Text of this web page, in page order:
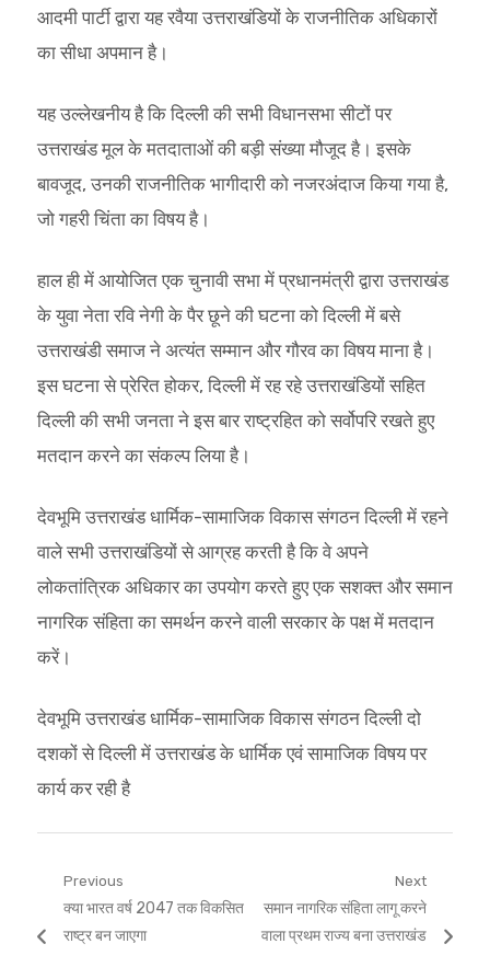
आदमी पार्टी द्वारा यह रवैया उत्तराखंडियों के राजनीतिक अधिकारों
का सीधा अपमान है।
यह उल्लेखनीय है कि दिल्ली की सभी विधानसभा सीटों पर
उत्तराखंड मूल के मतदाताओं की बड़ी संख्या मौजूद है। इसके
बावजूद, उनकी राजनीतिक भागीदारी को नजरअंदाज किया गया है,
जो गहरी चिंता का विषय है।
हाल ही में आयोजित एक चुनावी सभा में प्रधानमंत्री द्वारा उत्तराखंड
के युवा नेता रवि नेगी के पैर छूने की घटना को दिल्ली में बसे
उत्तराखंडी समाज ने अत्यंत सम्मान और गौरव का विषय माना है।
इस घटना से प्रेरित होकर, दिल्ली में रह रहे उत्तराखंडियों सहित
दिल्ली की सभी जनता ने इस बार राष्ट्रहित को सर्वोपरि रखते हुए
मतदान करने का संकल्प लिया है।
देवभूमि उत्तराखंड धार्मिक-सामाजिक विकास संगठन दिल्ली में रहने
वाले सभी उत्तराखंडियों से आग्रह करती है कि वे अपने
लोकतांत्रिक अधिकार का उपयोग करते हुए एक सशक्त और समान
नागरिक संहिता का समर्थन करने वाली सरकार के पक्ष में मतदान
करें।
देवभूमि उत्तराखंड धार्मिक-सामाजिक विकास संगठन दिल्ली दो
दशकों से दिल्ली में उत्तराखंड के धार्मिक एवं सामाजिक विषय पर
कार्य कर रही है
Post
navigation
Previous
Previous
post:
क्या भारत वर्ष 2047 तक विकसित
राष्ट्र बन जाएगा
Next
Next
post:
समान नागरिक संहिता लागू करने
वाला प्रथम राज्य बना उत्तराखंड